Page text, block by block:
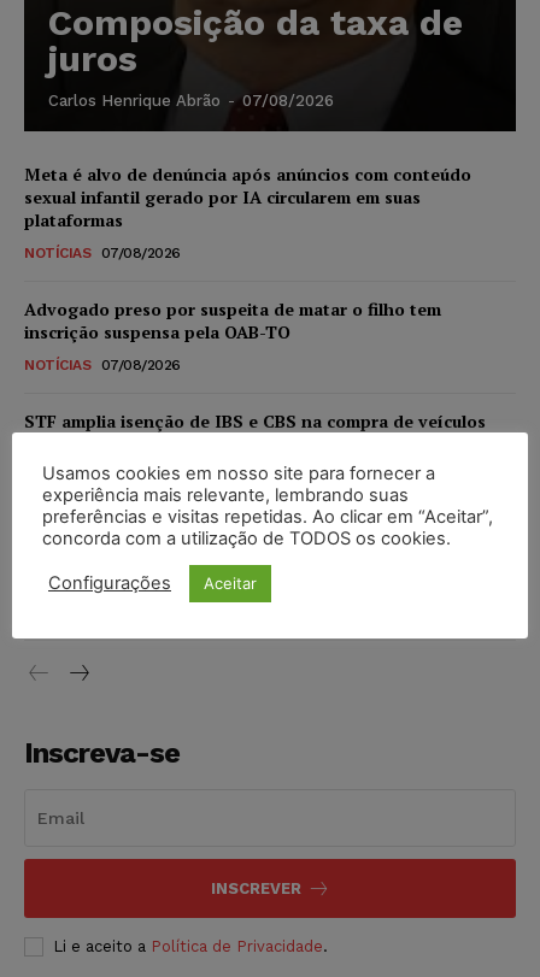
Composição da taxa de
juros
Carlos Henrique Abrão - 07/08/2026
Meta é alvo de denúncia após anúncios com conteúdo
sexual infantil gerado por IA circularem em suas
plataformas
NOTÍCIAS 07/08/2026
Advogado preso por suspeita de matar o filho tem
inscrição suspensa pela OAB-TO
NOTÍCIAS 07/08/2026
STF amplia isenção de IBS e CBS na compra de veículos
níveis
DIREITO TRIBUTÁRIO 07/08/2026
vendia canetas emagrecedoras no local de trabalho
Inscreva-se
INSCREVER
Li e aceito a Política de Privacidade.
Usamos cookies em nosso site para fornecer a
experiência mais relevante, lembrando suas
preferências e visitas repetidas. Ao clicar em “Aceitar”,
concorda com a utilização de TODOS os cookies.
Configurações Aceitar